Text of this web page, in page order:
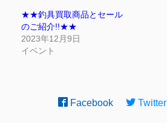
★★釣具買取商品とセール
のご紹介!!★★
2023年12月9日
イベント
Facebook Twitter